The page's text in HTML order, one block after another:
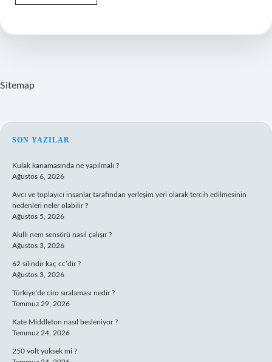
hamuruna
?
Sitemap
SIDEBAR
SON YAZILAR
Kulak kanamasında ne yapılmalı ?
Ağustos 6, 2026
Avcı ve toplayıcı insanlar tarafından yerleşim yeri olarak tercih edilmesinin
nedenleri neler olabilir ?
Ağustos 5, 2026
Akıllı nem sensörü nasıl çalışır ?
Ağustos 3, 2026
62 silindir kaç cc’dir ?
Ağustos 3, 2026
Türkiye’de ciro sıralaması nedir ?
Temmuz 29, 2026
Kate Middleton nasıl besleniyor ?
Temmuz 24, 2026
250 volt yüksek mi ?